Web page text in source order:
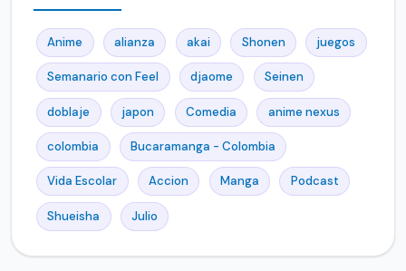
Anime alianza akai Shonen juegos
Semanario con Feel djaome Seinen
doblaje japon Comedia anime nexus
colombia Bucaramanga - Colombia
Vida Escolar Accion Manga Podcast
Shueisha Julio